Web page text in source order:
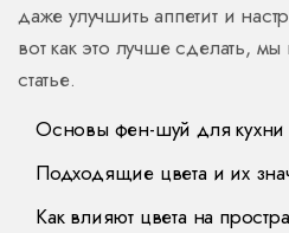
даже улучшить аппетит и
вот как это лучше сделать,
статье.
Основы фен-шуй для кухни
Подходящие цвета и их
Как влияют цвета на